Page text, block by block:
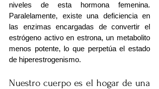
niveles de esta hormona femenina.
Paralelamente, existe una deficiencia en
las enzimas encargadas de convertir el
estrógeno activo en estrona, un metabolito
menos potente, lo que perpetúa el estado
de hiperestrogenismo.
Nuestro cuerpo es el hogar de una